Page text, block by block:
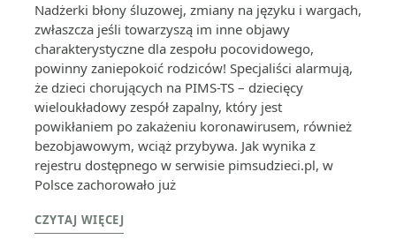
Nadżerki błony śluzowej, zmiany na języku i wargach,
zwłaszcza jeśli towarzyszą im inne objawy
charakterystyczne dla zespołu pocovidowego,
powinny zaniepokoić rodziców! Specjaliści alarmują,
że dzieci chorujących na PIMS-TS – dziecięcy
wieloukładowy zespół zapalny, który jest
powikłaniem po zakażeniu koronawirusem, również
bezobjawowym, wciąż przybywa. Jak wynika z
rejestru dostępnego w serwisie pimsudzieci.pl, w
Polsce zachorowało już
CZYTAJ WIĘCEJ